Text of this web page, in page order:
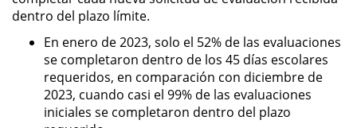
dentro del plazo límite.
En enero de 2023, solo el 52% de las evaluaciones
se completaron dentro de los 45 días escolares
requeridos, en comparación con diciembre de
2023, cuando casi el 99% de las evaluaciones
iniciales se completaron dentro del plazo